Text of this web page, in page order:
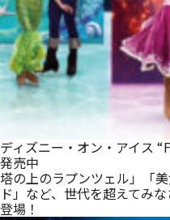
ディズニー・オン・アイス
発売中
塔の上のラプンツェル」「
ド」など、世代を超えてみ
登場！